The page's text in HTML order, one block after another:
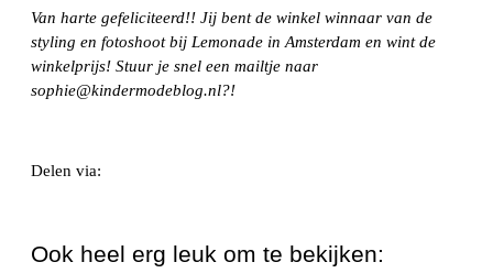
Van harte gefeliciteerd!! Jij bent de winkel winnaar van de
styling en fotoshoot bij Lemonade in Amsterdam en wint de
winkelprijs! Stuur je snel een mailtje naar
sophie@kindermodeblog.nl?!
Delen via:
Ook heel erg leuk om te bekijken: